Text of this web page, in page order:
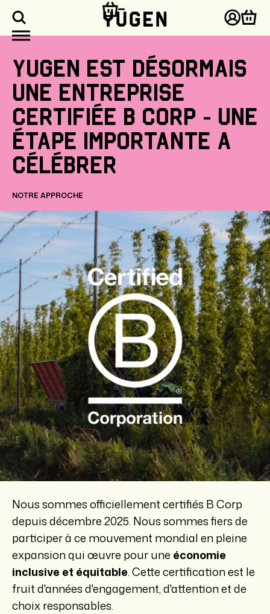
Yugen est désormais
une entreprise
certifiée B Corp - une
étape
importante a
célébrer
NOTRE APPROCHE
Nous sommes officiellement certifiés B Corp
depuis décembre 2025. Nous sommes fiers de
participer à ce mouvement mondial en pleine
expansion qui œuvre pour une économie
inclusive et équitable. Cette certification est le
fruit d'années d'engagement, d'attention et de
choix responsables.